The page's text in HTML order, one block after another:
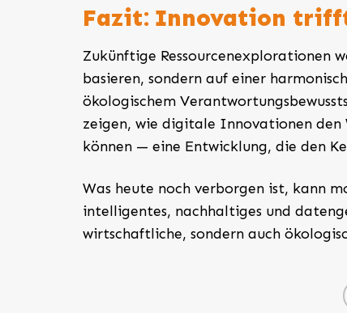
Fazit: Innovation
Zukünftige Ressourcenexplorationen
basieren, sondern auf einer
ökologischem
zeigen, wie digitale Innovationen den
können — eine Entwicklung, die den
Was heute noch verborgen ist, kann
intelligentes, nachhaltiges und
wirtschaftliche, sondern auch